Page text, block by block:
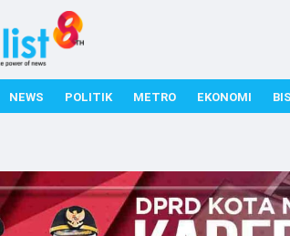
NEWS POLITIK METRO EKONOMI